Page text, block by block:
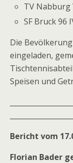
TV Nabburg
SF Bruck 96
Die
eingeladen,
Speisen und
Bericht vom
Florian Bader